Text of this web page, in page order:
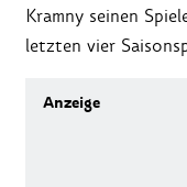
Kramny seinen
letzten vier